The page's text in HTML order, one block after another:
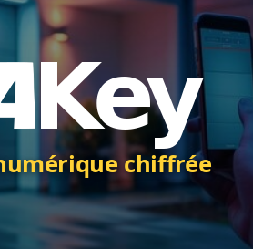
chiffrée